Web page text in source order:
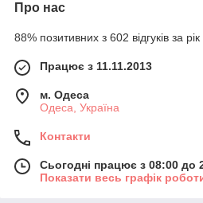
Про нас
88% позитивних з 602 відгуків за рік
Працює з 11.11.2013
м. Одеса
Одеса, Україна
Контакти
Сьогодні працює з 08:00 до
Показати весь графік